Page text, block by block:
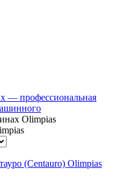
— профессиональная
Olimpias
Olimpias